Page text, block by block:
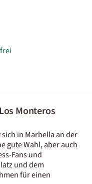
Monteros
in Marbella an der
gute Wahl, aber auch
Fans und
und dem
für einen